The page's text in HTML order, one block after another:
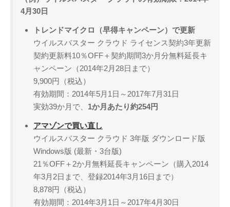
4月30日
トレンドマイクロ（早得キャンペーン）で更新
ウイルスバスター クラウド ライセンス契約3年更新
契約更新料10％OFF＋契約期間3か月分無料延長キ
ャンペーン（2014年2月28日まで）
9,900円（税込）
有効期間：2014年5月1日～2017年7月31日
実効39か月で、 1か月あたり約254円
アマゾンで買い直し
ウイルスバスター クラウド 3年版 ダウンロード版
Windows版 (最新・3台版)
21％OFF＋2か月無料延長キャンペーン（購入2014
年3月2日まで、登録2014年3月16日まで）
8,878円（税込）
有効期間：2014年3月1日～2017年4月30日